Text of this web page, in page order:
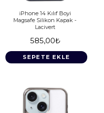
iPhone 14 Kılıf Boyi
Magsafe Silikon Kapak -
Lacivert
585,00₺
SEPETE EKLE